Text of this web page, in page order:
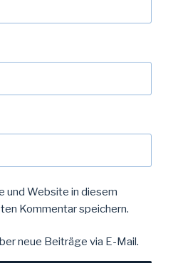
und Website in diesem
Kommentar speichern.
neue Beiträge via E-Mail.